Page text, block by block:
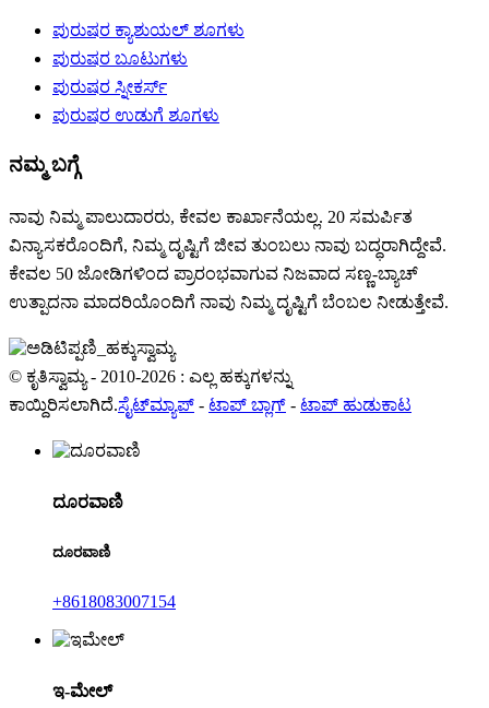
ಪುರುಷರ ಕ್ಯಾಶುಯಲ್ ಶೂಗಳು
ಪುರುಷರ ಬೂಟುಗಳು
ಪುರುಷರ ಸ್ನೀಕರ್ಸ್
ಪುರುಷರ ಉಡುಗೆ ಶೂಗಳು
ನಮ್ಮ ಬಗ್ಗೆ
ನಾವು ನಿಮ್ಮ ಪಾಲುದಾರರು, ಕೇವಲ ಕಾರ್ಖಾನೆಯಲ್ಲ. 20 ಸಮರ್ಪಿತ
ವಿನ್ಯಾಸಕರೊಂದಿಗೆ, ನಿಮ್ಮ ದೃಷ್ಟಿಗೆ ಜೀವ ತುಂಬಲು ನಾವು ಬದ್ಧರಾಗಿದ್ದೇವೆ.
ಕೇವಲ 50 ಜೋಡಿಗಳಿಂದ ಪ್ರಾರಂಭವಾಗುವ ನಿಜವಾದ ಸಣ್ಣ-ಬ್ಯಾಚ್
ಉತ್ಪಾದನಾ ಮಾದರಿಯೊಂದಿಗೆ ನಾವು ನಿಮ್ಮ ದೃಷ್ಟಿಗೆ ಬೆಂಬಲ ನೀಡುತ್ತೇವೆ.
© ಕೃತಿಸ್ವಾಮ್ಯ - 2010-2026 : ಎಲ್ಲ ಹಕ್ಕುಗಳನ್ನು
ಕಾಯ್ದಿರಿಸಲಾಗಿದೆ.ಸೈಟ್‌ಮ್ಯಾಪ್ - ಟಾಪ್ ಬ್ಲಾಗ್ - ಟಾಪ್ ಹುಡುಕಾಟ
ದೂರವಾಣಿ
ದೂರವಾಣಿ
+8618083007154
ಇ-ಮೇಲ್